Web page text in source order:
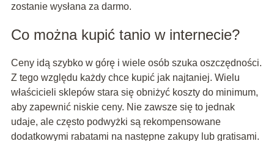
zostanie wysłana za darmo.
Co można kupić tanio w internecie?
Ceny idą szybko w górę i wiele osób szuka oszczędności.
Z tego względu każdy chce kupić jak najtaniej. Wielu
właścicieli sklepów stara się obniżyć koszty do minimum,
aby zapewnić niskie ceny. Nie zawsze się to jednak
udaje, ale często podwyżki są rekompensowane
dodatkowymi rabatami na następne zakupy lub gratisami.